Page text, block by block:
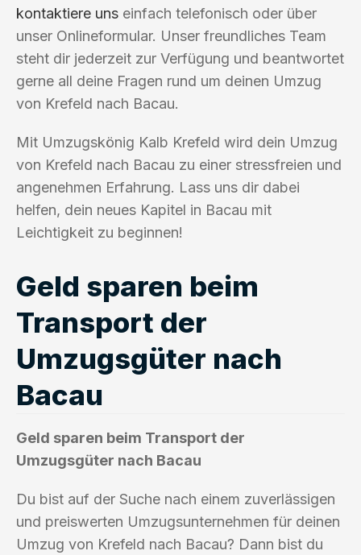
kontaktiere uns einfach telefonisch oder über
unser Onlineformular. Unser freundliches Team
steht dir jederzeit zur Verfügung und beantwortet
gerne all deine Fragen rund um deinen Umzug
von Krefeld nach Bacau.
Mit Umzugskönig Kalb Krefeld wird dein Umzug
von Krefeld nach Bacau zu einer stressfreien und
angenehmen Erfahrung. Lass uns dir dabei
helfen, dein neues Kapitel in Bacau mit
Leichtigkeit zu beginnen!
Geld sparen beim
Transport der
Umzugsgüter nach
Bacau
Geld sparen beim Transport der
Umzugsgüter nach Bacau
Du bist auf der Suche nach einem zuverlässigen
und preiswerten Umzugsunternehmen für deinen
Umzug von Krefeld nach Bacau? Dann bist du